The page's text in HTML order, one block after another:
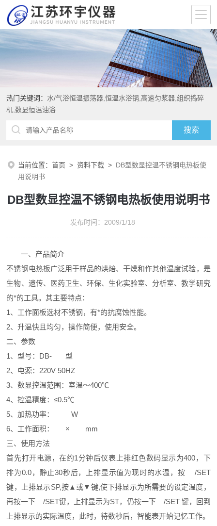
热门关键词： 水/气浴恒温振荡器,恒温水浴锅,高速匀浆器,组织捣碎
机,数显恒温油浴
当前位置：首页 >资料下载 > DB型数显控温不锈钢电热板使
用说明书
DB型数显控温不锈钢电热板使用说明书
发布时间：2009/1/18
一、产品简介
不锈钢电热板广泛用于样品的烘焙、干燥和作其他温度试验，是
生物、遗传、医药卫生、环保、生化实验室、分析室、教学研究
的*的工具。其主要特点：
1、工作面板选材不锈钢，有*的抗腐蚀性能。
2、升温快且均匀，操作简便，使用安全。
二、参数
1、型号：DB- 型
2、电源：220V 50HZ
3、数显控温范围：室温～400℃
4、控温精度：≤0.5℃
5、加热功率： W
6、工作面积： × mm
三、使用方法
首先打开电源，在约1分钟后仪表上排红色数码显示为400，下
排为0.0，静止30秒后，上排显示值为现时的水温，按 /SET
键，上排显示SP,按▲或▼键,使下排显示为所需要的设定温度，
再按一下 /SET键，上排显示为ST，仍按一下 /SET 键，回到
上排显示的实际温度，此时，待数秒后，智能表开始记忆工作。